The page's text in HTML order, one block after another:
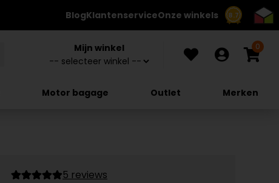
8.7
BlogKlantenserviceOnze winkels
Mijn winkel 0
Motor bagage Outlet Merken
5 reviews